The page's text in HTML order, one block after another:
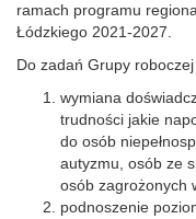
ramach programu
Łódzkiego 2021-2027.
Do zadań Grupy
wymiana
trudności jakie
do osób
autyzmu, osób ze
osób zagrożonych
podnoszenie